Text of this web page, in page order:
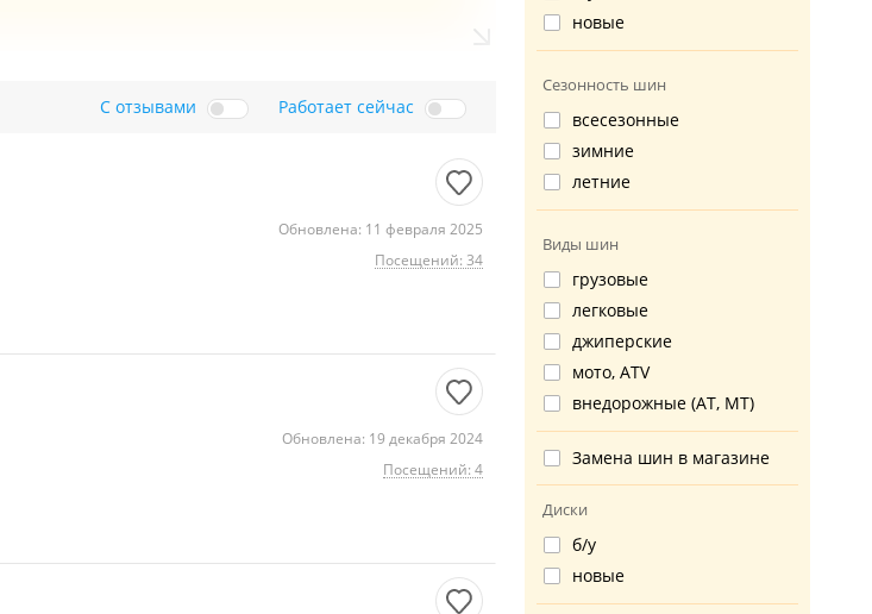
С отзывами Работает сейчас
Обновлена: 11 февраля 2025
Посещений: 34
Обновлена: 19 декабря 2024
Посещений: 4
новые
Сезонность шин
всесезонные
зимние
летние
Виды шин
грузовые
легковые
джиперские
мото, ATV
внедорожные (AT, MT)
Замена шин в магазине
Диски
б/у
новые